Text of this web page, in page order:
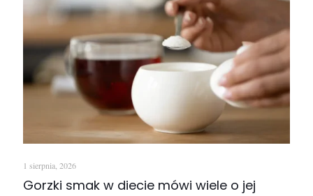
1 sierpnia, 2026
Gorzki smak w diecie mówi wiele o jej